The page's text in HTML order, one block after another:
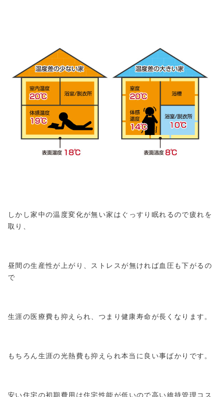
しかし家中の温度変化が無い家はぐっすり眠れるので疲れを
取り、
昼間の生産性が上がり、ストレスが無ければ血圧も下がるの
で
生涯の医療費も抑えられ、つまり健康寿命が長くなります。
もちろん生涯の光熱費も抑えられ本当に良い事ばかりです。
安い住宅の初期費用は住宅性能が低いので高い維持管理コス